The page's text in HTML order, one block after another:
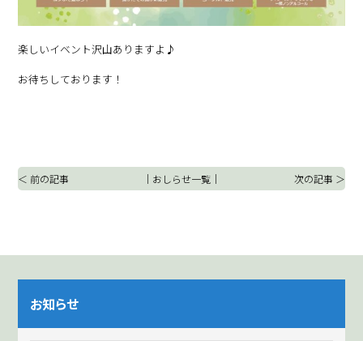
楽しいイベント沢山ありますよ♪
お待ちしております！
＜ 前の記事 ｜ おしらせ一覧｜ 次の記事 ＞
お知らせ